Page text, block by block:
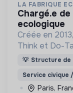
LA FABRIQUE
chargé.e de mission pour la fabrique
ecologique
Créée en
Think et Do-
promouvoir
concrètes.
💡 Structure de
Service civique
Paris,